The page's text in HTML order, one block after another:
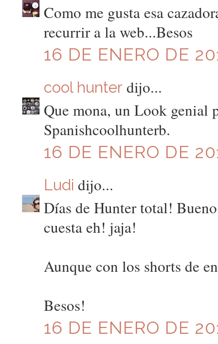
Como me gusta esa
recurrir a la web...Besos
16 DE ENERO DE
cool hunter dijo...
Que mona, un Look genial
Spanishcoolhunterb.
16 DE ENERO DE
Ludi dijo...
Días de Hunter total!
cuesta eh! jaja!
Aunque con los shorts de
Besos!
16 DE ENERO DE